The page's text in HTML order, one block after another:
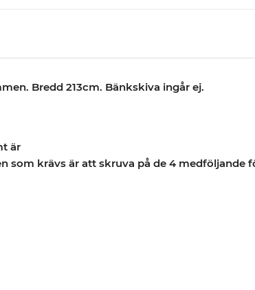
Bredd 213cm. Bänkskiva ingår ej.
är
som krävs är att skruva på de 4 medföljande